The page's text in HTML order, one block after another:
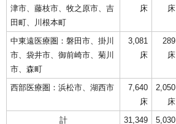
津市、藤枝市、牧之原市、吉
田町、川根本町
床
床
中東遠医療圏：磐田市、掛川
市、袋井市、御前崎市、菊川
市、森町
3,081
床
289
床
西部医療圏：浜松市、湖西市
7,640
床
2,050
床
計
31,349 5,030